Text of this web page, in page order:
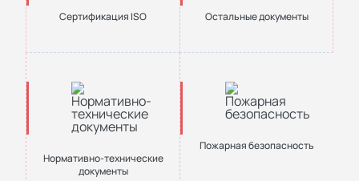
Сертификация ISO Остальные документы
Нормативно-технические
документы
Пожарная безопасность